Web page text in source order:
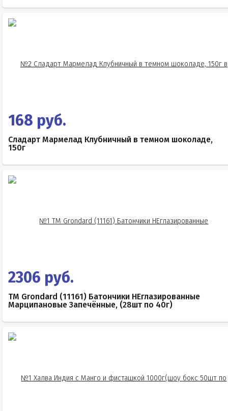
168 руб.
Сладарт Мармелад Клубничный в темном шоколаде,
150г
2306 руб.
TM Grondard (11161) Батончики НЕглазированные
Марципановые Запечённые, (28шт по 40г)